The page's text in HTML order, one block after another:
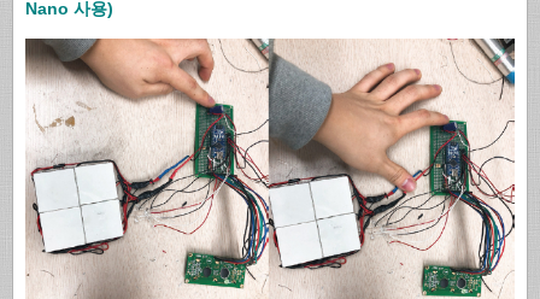
Nano 사용)